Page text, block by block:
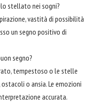
stellato nei sogni?
vastità di possibilità
un segno positivo di
segno?
tempestoso o le stelle
o ansia. Le emozioni
accurata.